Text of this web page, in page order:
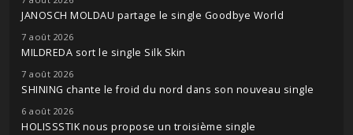
JANOSCH MOLDAU partage le single Goodbye World
7 août 2026
MILDREDA sort le single Silk Skin
7 août 2026
SHINING chante le froid du nord dans son nouveau single
6 août 2026
HOLISSSTIK nous propose un troisième single